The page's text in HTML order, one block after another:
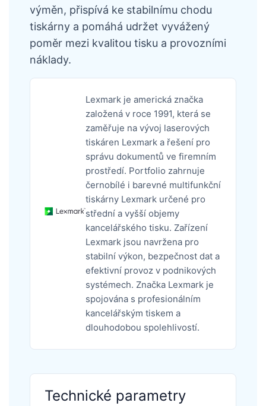
výměn, přispívá ke stabilnímu chodu
tiskárny a pomáhá udržet vyvážený
poměr mezi kvalitou tisku a provozními
náklady.
Lexmark je americká značka
založená v roce 1991, která se
zaměřuje na vývoj laserových
tiskáren Lexmark a řešení pro
správu dokumentů ve firemním
prostředí. Portfolio zahrnuje
černobílé i barevné multifunkční
tiskárny Lexmark určené pro
střední a vyšší objemy
kancelářského tisku. Zařízení
Lexmark jsou navržena pro
stabilní výkon, bezpečnost dat a
efektivní provoz v podnikových
systémech. Značka Lexmark je
spojována s profesionálním
kancelářským tiskem a
dlouhodobou spolehlivostí.
Technické parametry